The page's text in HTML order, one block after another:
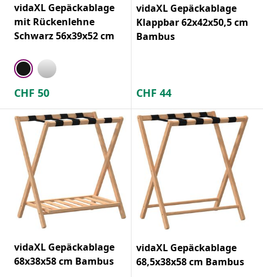
vidaXL Gepäckablage
mit Rückenlehne
Schwarz 56x39x52 cm
CHF 50
vidaXL Gepäckablage
Klappbar 62x42x50,5 cm
Bambus
CHF 44
vidaXL Gepäckablage
68x38x58 cm Bambus
vidaXL Gepäckablage
68,5x38x58 cm Bambus